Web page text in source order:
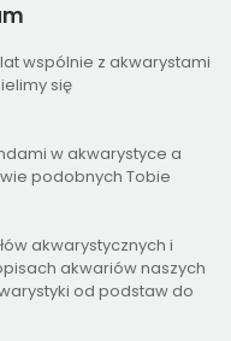
wspólnie z akwarystami
się
w akwarystyce a
podobnych Tobie
akwarystycznych i
akwariów naszych
od podstaw do